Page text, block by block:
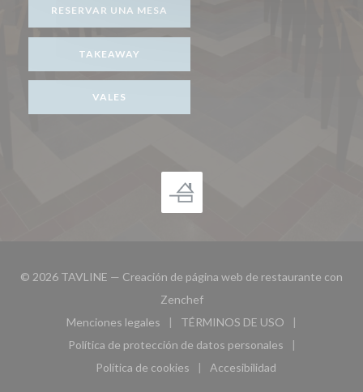
RESERVAR UNA MESA
TAKEAWAY
VALES
© 2026 TAVLINE — Creación de página web de restaurante con
Zenchef((abre en una nueva ventana))
Menciones legales
((abre en una nueva ventana))
TÉRMINOS DE USO
((abre en una nueva
Política de protección de datos personales
((abre en una nueva ventana))
Política de cookies
((abre en una nueva ventana))
Accesibilidad